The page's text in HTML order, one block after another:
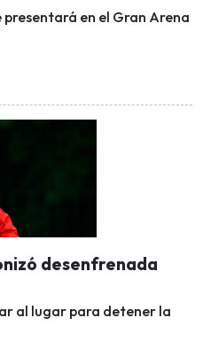
en el Gran Arena
desenfrenada
al lugar para detener la